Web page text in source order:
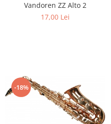
Vandoren ZZ Alto 2
17,00 Lei
-18%